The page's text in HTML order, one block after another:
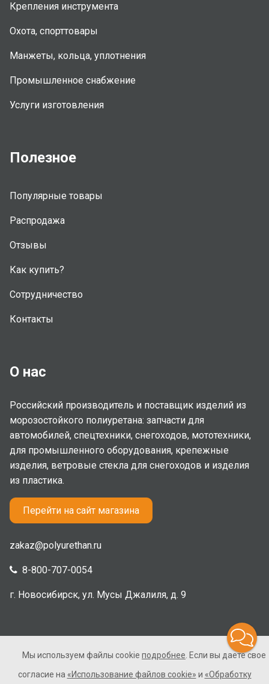
Крепления инструмента
Охота, спорттовары
Манжеты, кольца, уплотнения
Промышленное снабжение
Услуги изготовления
Полезное
Популярные товары
Распродажа
Отзывы
Как купить?
Сотрудничество
Контакты
О нас
Российский производитель и поставщик изделий из
морозостойкого полиуретана: запчасти для
автомобилей, спецтехники, снегоходов, мототехники,
для промышленного оборудования, крепежные
изделия, ветровые стекла для снегоходов и изделия
из пластика.
Перейти на сайт магазина
zakaz@polyurethan.ru
8-800-707-0054
г. Новосибирск, ул. Мусы Джалиля, д. 9
2005-2026 © Полиуретан. Все права защищены. Не
является публичной офертой.
Мы используем файлы cookie подробнее . Если вы даете свое
согласие на «Использование файлов cookie» и «Обработку